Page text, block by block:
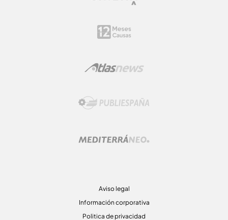
Aviso legal
Información corporativa
Politica de privacidad